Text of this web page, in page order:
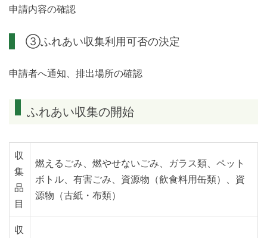
申請内容の確認
③ふれあい収集利用可否の決定
申請者へ通知、排出場所の確認
ふれあい収集の開始
収
集
品
目
燃えるごみ、燃やせないごみ、ガラス類、ペット
ボトル、有害ごみ、資源物（飲食料用缶類）、資
源物（古紙・布類）
収